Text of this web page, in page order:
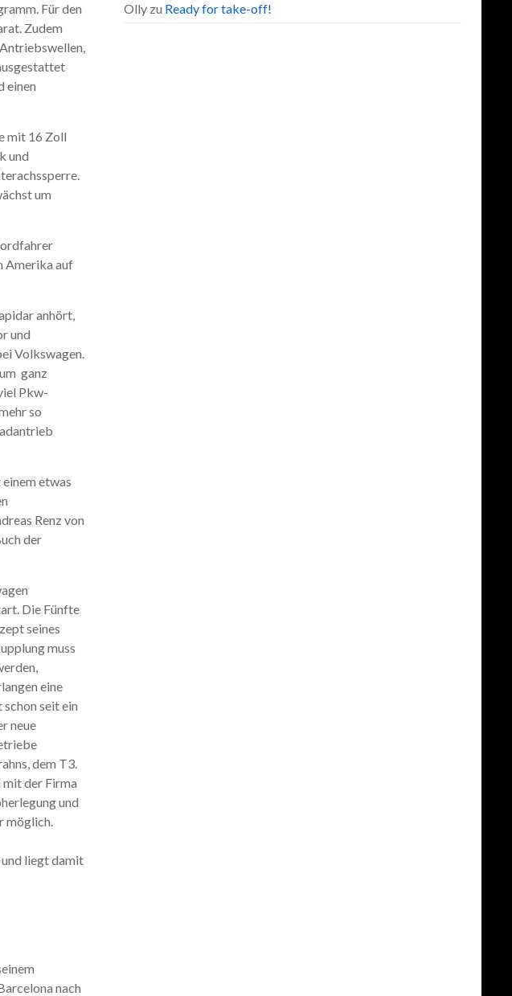
Für den
Zudem
einen
mit 16 Zoll
und
um
Amerika auf
anhört,
und
Volkswagen.
ganz
Pkw-
so
etwas
Renz von
der
Die Fünfte
seines
muss
eine
seit ein
neue
dem T3.
mit der Firma
und
möglich.
liegt damit
nach
Olly zu Ready for take-off!